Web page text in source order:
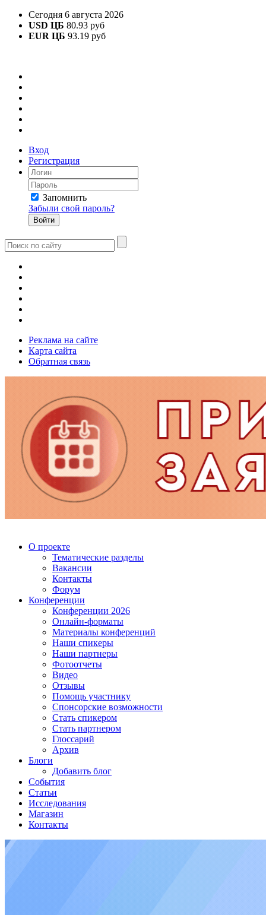
Сегодня 6 августа 2026
USD ЦБ 80.93 руб
EUR ЦБ 93.19 руб
Вход
Регистрация
Запомнить
Забыли свой пароль?
Реклама на сайте
Карта сайта
Обратная связь
О проекте
Тематические разделы
Вакансии
Контакты
Форум
Конференции
Конференции 2026
Онлайн-форматы
Материалы конференций
Наши спикеры
Наши партнеры
Фотоотчеты
Видео
Отзывы
Помощь участнику
Спонсорские возможности
Стать спикером
Стать партнером
Глоссарий
Архив
Блоги
Добавить блог
События
Статьи
Исследования
Магазин
Контакты